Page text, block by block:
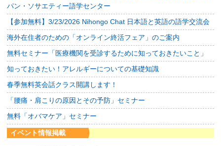
パン・ソサエティー語学センター
【参加無料】3/23/2026 Nihongo Chat 日本語と英語の語学交流会
海外在住者のための「オンライン終活フェア」のご案内
無料セミナー「医療機関を受診するために知っておきたいこと」
知っておきたい！アレルギーについての基礎知識
春季無料英会話クラス開講します！
「腰痛・肩こりの原因とその予防」セミナー
無料「オバマケア」セミナー
イベント情報掲載